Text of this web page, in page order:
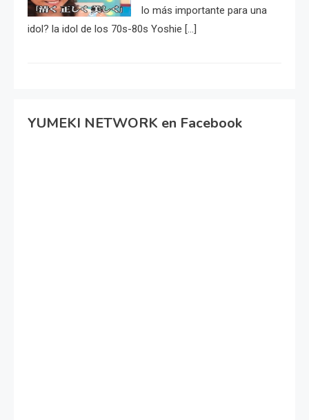
lo más importante para una
idol? la idol de los 70s-80s Yoshie […]
YUMEKI NETWORK en Facebook